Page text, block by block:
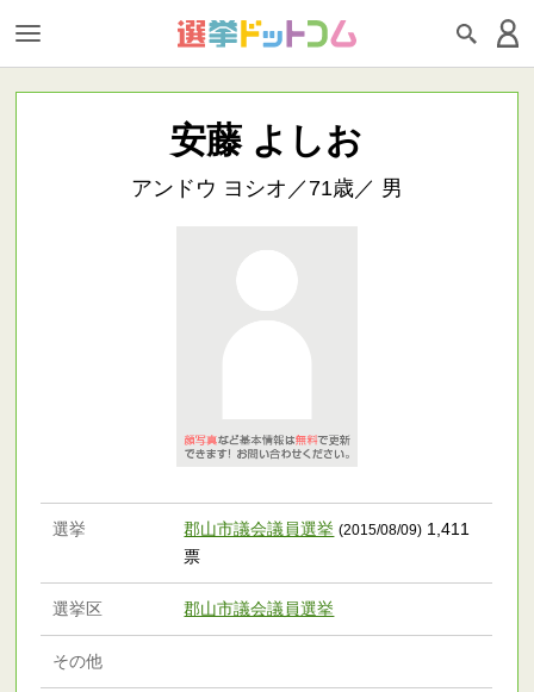
安藤 よしお
アンドウ ヨシオ／71歳／ 男
選挙 郡山市議会議員選挙 (2015/08/09) 1,411
票
選挙区 郡山市議会議員選挙
その他